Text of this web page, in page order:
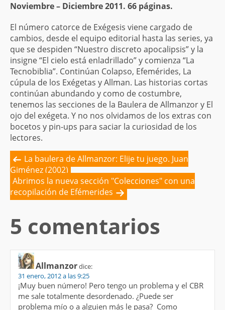
Noviembre – Diciembre 2011. 66 páginas.
El número catorce de Exégesis viene cargado de
cambios, desde el equipo editorial hasta las series, ya
que se despiden “Nuestro discreto apocalipsis” y la
insigne “El cielo está enladrillado” y comienza “La
Tecnobiblia”. Continúan Colapso, Efemérides, La
cúpula de los Exégetas y Allman. Las historias cortas
continúan abundando y como de costumbre,
tenemos las secciones de la Baulera de Allmanzor y El
ojo del exégeta. Y no nos olvidamos de los extras con
bocetos y pin-ups para saciar la curiosidad de los
lectores.
La baulera de Allmanzor: Elije tu juego. Juan
Giménez (2002)
Abrimos la nueva sección "Colecciones" con una
recopilación de Efémerides
5 comentarios
Allmanzordice:
31 enero, 2012 a las 9:25
¡Muy buen número! Pero tengo un problema y el CBR
me sale totalmente desordenado. ¿Puede ser
problema mío o a alguien más le pasa? Como